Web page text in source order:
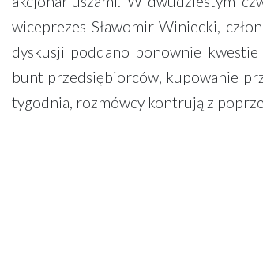
wiceprezes Sławomir Winiecki,
dyskusji poddano ponownie kwestie
bunt przedsiębiorców, kupowanie
tygodnia, rozmówcy kontrują z